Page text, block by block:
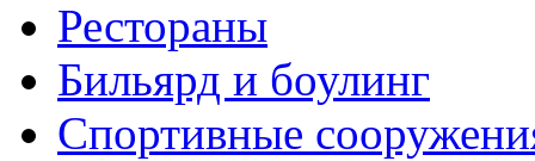
Рестораны
Бильярд и боулинг
Спортивные